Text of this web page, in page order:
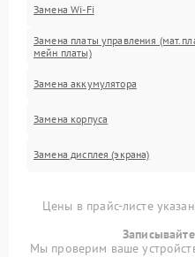
Замена Wi-Fi
Замена платы управления
мейн платы)
Замена аккумулятора
Замена корпуса
Замена дисплея (экрана)
Цены в прайс-листе
Мы проверим ваше